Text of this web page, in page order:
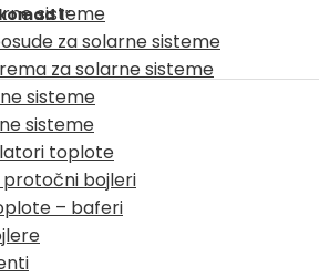
sisteme
za solarne sisteme
za solarne sisteme
sisteme
sisteme
toplote
protočni bojleri
– baferi
1″